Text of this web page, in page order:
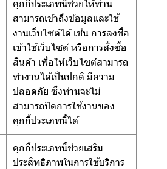
คุกกี้ประเภทนี้ช่วยให้ท่าน
สามารถเข้าถึงข้อมูลและใช้
งานเว็บไซต์ได้ เช่น การลงชื่อ
เข้าใช้เว็บไซต์ หรือการสั่งซื้อ
สินค้า เพื่อให้เว็บไซต์สามารถ
ทำงานได้เป็นปกติ มีความ
ปลอดภัย ซึ่งท่านจะไม่
สามารถปิดการใช้งานของ
คุกกี้ประเภทนี้ได้
คุกกี้ประเภทนี้ช่วยเสริม
ประสิทธิภาพในการใช้บริการ